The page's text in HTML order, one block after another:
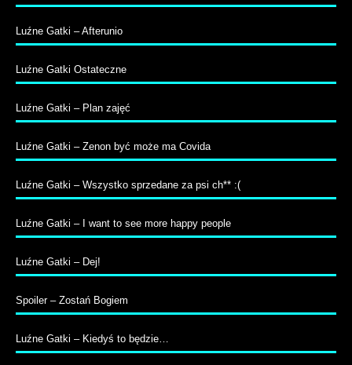
Luźne Gatki – Afterunio
Luźne Gatki Ostateczne
Luźne Gatki – Plan zajęć
Luźne Gatki – Zenon być może ma Covida
Luźne Gatki – Wszystko sprzedane za psi ch** :(
Luźne Gatki – I want to see more happy people
Luźne Gatki – Dej!
Spoiler – Zostań Bogiem
Luźne Gatki – Kiedyś to będzie…